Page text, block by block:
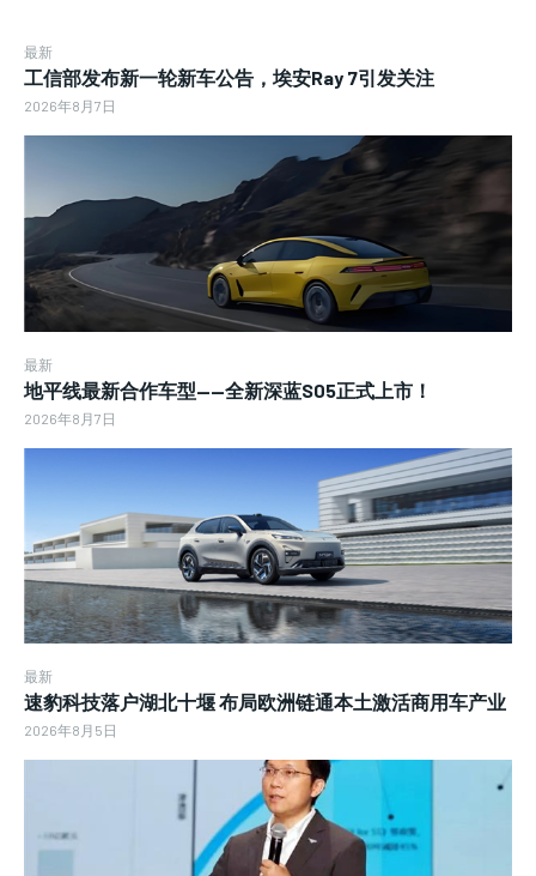
最新
工信部发布新一轮新车公告，埃安Ray 7引发关注
2026年8月7日
最新
地平线最新合作车型——全新深蓝S05正式上市！
2026年8月7日
最新
速豹科技落户湖北十堰 布局欧洲链通本土激活商用车产业
2026年8月5日